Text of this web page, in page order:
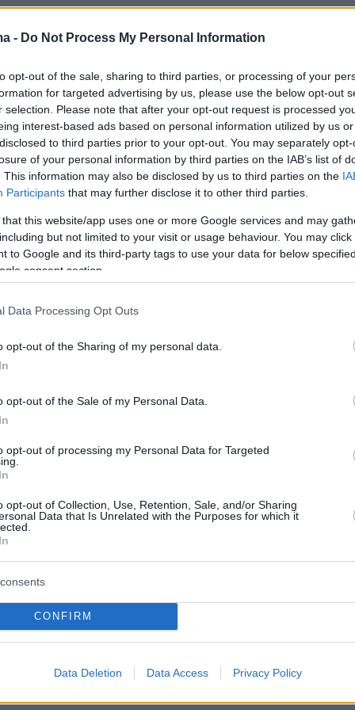
- Do Not Process My Personal Information
opt-out of the sale, sharing to third parties, or processing of your
for targeted advertising by us, please use the below opt-out
selection. Please note that after your opt-out request is processed
interest-based ads based on personal information utilized by us
to third parties prior to your opt-out. You may separately
of your personal information by third parties on the IAB’s list of
This information may also be disclosed by us to third parties on the
Participants that may further disclose it to other third parties.
that this website/app uses one or more Google services and may
but not limited to your visit or usage behaviour. You may
to Google and its third-party tags to use your data for below
consent section.
Data Processing Opt Outs
opt-out of the Sharing of my personal data.
opt-out of the Sale of my Personal Data.
opt-out of processing my Personal Data for Targeted
opt-out of Collection, Use, Retention, Sale, and/or Sharing
Data that Is Unrelated with the Purposes for which it
CONFIRM
Data Deletion Data Access Privacy Policy
τους.
του Πέτρου Φιλιππίδη στην Πατησίων -
του ο ηθοποιός που βρισκόταν μέσα
που πρόδωσε το κύκλωμα ναρκωτικών των
- Ο «αρχηγός», τα κρυφά apps και το
θέρετρο του Κιμ «κατέβασε ρολά» για
καλά - καλά ανοίξει
ΕιδήσειςΔημοφιλή
του Ορμούζ:
αξίωση για
κυρώσεων και
ΗΠΑ
πρέπει να
Άγριος ξυλοδαρμός 51χρονου στο
Συγκίνηση στη Νέα Φιλαδέλφεια
τρία χρόνια μετά τη δολοφονία του
Kallithea τίμησαν τη μνήμη του,